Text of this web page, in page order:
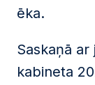
ēka.
Saskaņā
kabineta